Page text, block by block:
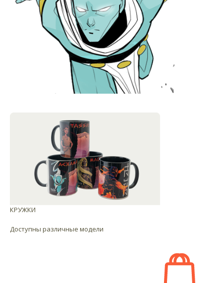
КРУЖКИ
Доступны различные модели